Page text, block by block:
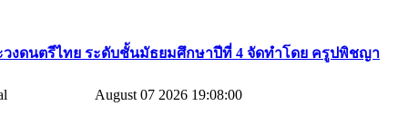
วงดนตรีไทย​ ระดับชั้นมัธยมศึกษาปีที่​ 4​ จัดทำโดย​ ครูปพิชญา​
August 07 2026 19:08:00